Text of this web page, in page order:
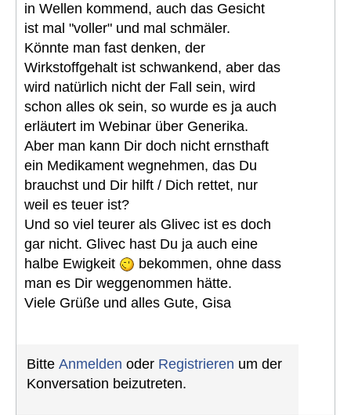
in Wellen kommend, auch das Gesicht
ist mal "voller" und mal schmäler.
Könnte man fast denken, der
Wirkstoffgehalt ist schwankend, aber das
wird natürlich nicht der Fall sein, wird
schon alles ok sein, so wurde es ja auch
erläutert im Webinar über Generika.
Aber man kann Dir doch nicht ernsthaft
ein Medikament wegnehmen, das Du
brauchst und Dir hilft / Dich rettet, nur
weil es teuer ist?
Und so viel teurer als Glivec ist es doch
gar nicht. Glivec hast Du ja auch eine
halbe Ewigkeit
bekommen, ohne dass
man es Dir weggenommen hätte.
Viele Grüße und alles Gute, Gisa
Bitte Anmelden oder Registrieren um der
Konversation beizutreten.